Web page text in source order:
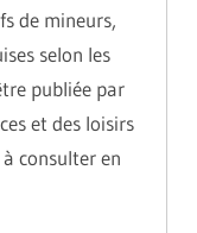
de mineurs,
selon les
publiée par
et des loisirs
consulter en